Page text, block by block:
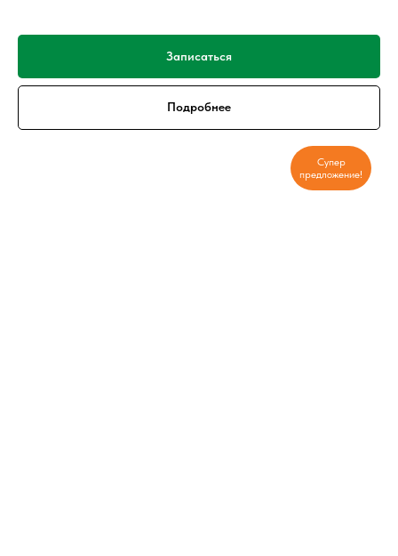
Записаться
Подробнее
Супер
предложение!